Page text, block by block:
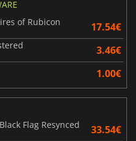
of Rubicon
17.54€
3.46€
1.00€
Flag Resynced
33.54€